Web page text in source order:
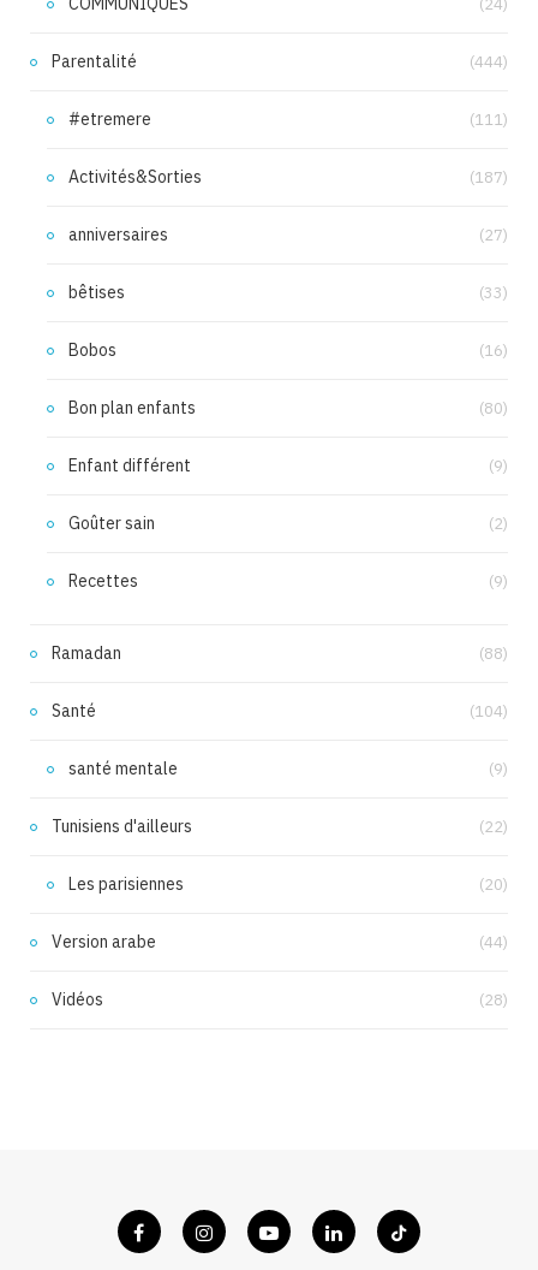
(24)
Parentalité (444)
#etremere (111)
Activités&Sorties (187)
anniversaires (27)
bêtises (33)
Bobos (16)
Bon plan enfants (80)
Enfant différent (9)
Goûter sain (2)
Recettes (9)
Ramadan (88)
Santé (104)
santé mentale (9)
Tunisiens d'ailleurs (22)
Les parisiennes (20)
Version arabe (44)
Vidéos (28)